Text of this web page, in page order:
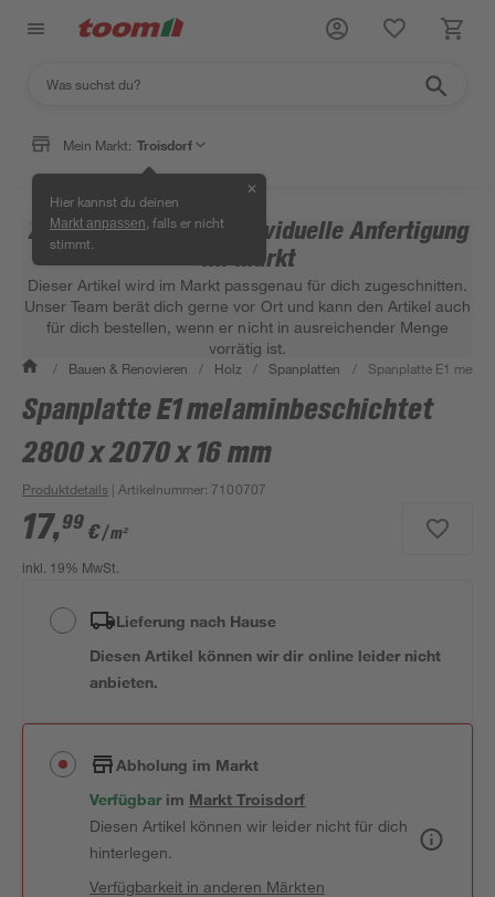
Mein Markt: Troisdorf
Hier kannst du deinen
Markt anpassen , falls er nicht
stimmt.
✕
Zuschnittsartikel – individuelle Anfertigung
im Markt
Dieser Artikel wird im Markt passgenau für dich zugeschnitten.
Unser Team berät dich gerne vor Ort und kann den Artikel auch
für dich bestellen, wenn er nicht in ausreichender Menge
vorrätig ist.
/ Bauen & Renovieren / Holz / Spanplatten / Spanplatte E1
Spanplatte E1 melaminbeschichtet
2800 x 2070 x 16 mm
Produktdetails | Artikelnummer: 7100707
17,99 €/ m²
inkl. 19% MwSt.
Lieferung nach Hause
Diesen Artikel können wir dir online leider nicht
anbieten.
Abholung im Markt
Verfügbar im MarktTroisdorf
Diesen Artikel können wir leider nicht für dich
hinterlegen.
Verfügbarkeit in anderen Märkten